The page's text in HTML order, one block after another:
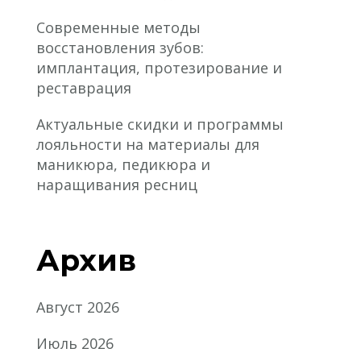
Современные методы
восстановления зубов:
имплантация, протезирование и
реставрация
Актуальные скидки и программы
лояльности на материалы для
маникюра, педикюра и
наращивания ресниц
Архив
Август 2026
Июль 2026